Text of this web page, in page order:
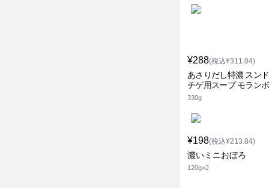
¥288(税込¥311.04)
あさりだし特濃 スン
チゲ用スープ モラン
330g
¥198(税込¥213.84)
濃いミニおぼろ
120g×2